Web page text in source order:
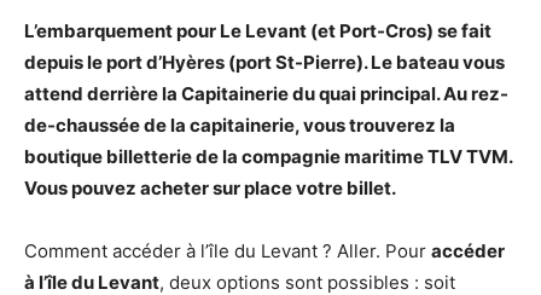
L’embarquementpour Le Levant (et Port-Cros) se fait
depuis le port d’Hyères (port St-Pierre). Le bateauvous
attend derrière la Capitainerie du quai principal. Au rez-
de-chausséedela capitainerie, vous trouverez la
boutique billetteriedela compagnie maritime TLV TVM.
Vous pouvez acheter sur place votre billet.
Comment accéder à l’île du Levant ? Aller. Pour accéder
à l’île du Levant, deux options sont possibles : soit